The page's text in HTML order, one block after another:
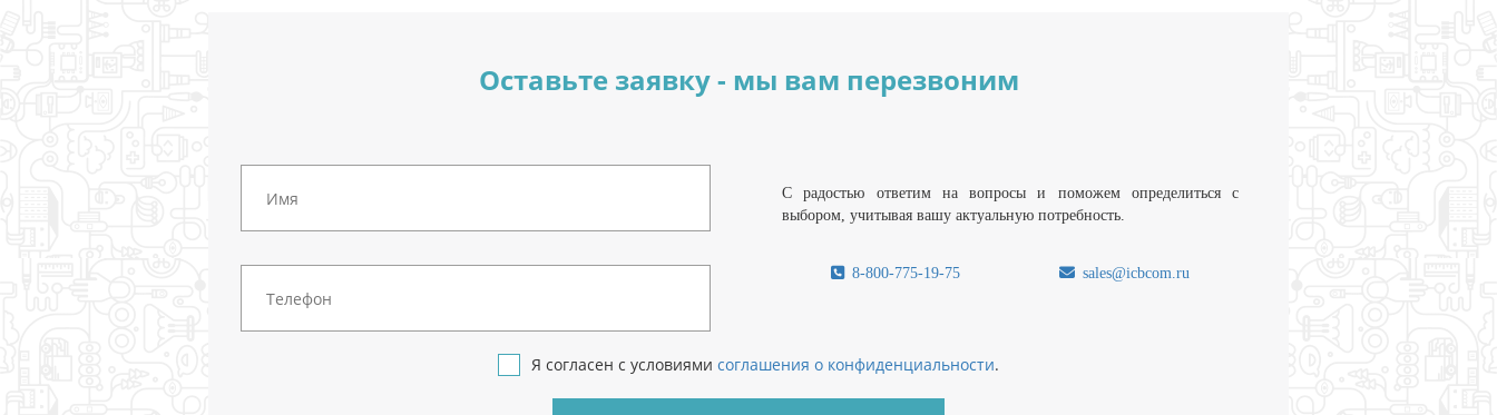
Оставьте заявку - мы вам перезвоним
С радостью ответим на вопросы и поможем определиться с
выбором, учитывая вашу актуальную потребность.
8-800-775-19-75 sales@icbcom.ru
Я согласен с условиями соглашения о конфиденциальности.